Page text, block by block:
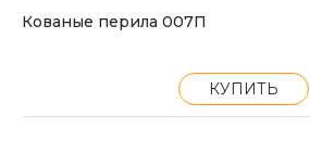
Кованые перила 007П
КУПИТЬ